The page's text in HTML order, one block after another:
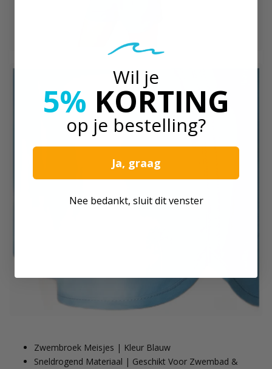
Zwembroek Meisjes | Kleur Blauw
Sneldrogend Materiaal | Geschikt Voor Zwembad &
Wil je
5% KORTING
op je bestelling?
Ja, graag
Nee bedankt, sluit dit venster